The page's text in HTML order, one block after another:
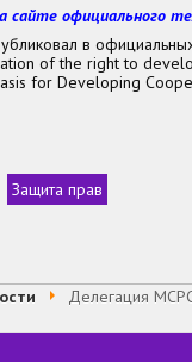
официального
в
of the right to
for Developing
Защита прав
Делегация